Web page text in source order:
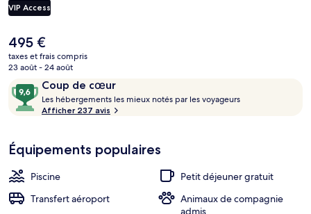
épicerie fine et un jardin. Les autres voyageurs ne disent que du
bien en ce qui concerne le personnel attentionné.
VIP Access
Le
prix
actuel
de
495 €.
495 €
taxes et frais compris
23 août - 24 août
Avis
voyageurs
Coup de cœur
9,6
sur
10,
cœur
Les hébergements les mieux notés par les voyageurs
b
e
r
Afficher 237 avis
Équipements populaires
Piscine
Petit déjeuner gratuit
Transfert aéroport
Animaux de compagnie
admis